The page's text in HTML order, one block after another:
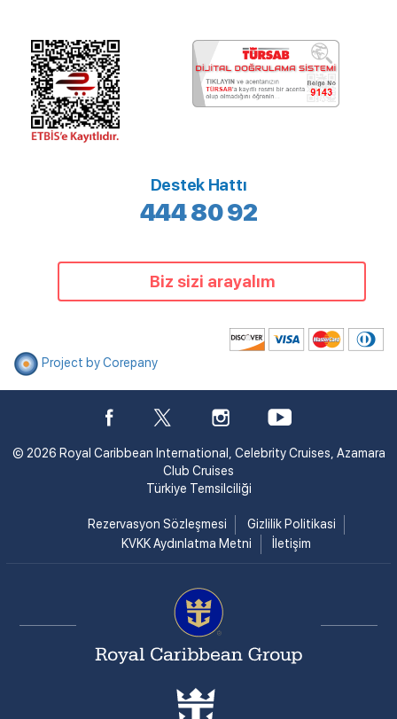
Destek Hattı
444 80 92
Biz sizi arayalım
Project by Corepany
© 2026 Royal Caribbean International, Celebrity Cruises, Azamara
Club Cruises
Türkiye Temsilciliği
Rezervasyon Sözleşmesi
Gizlilik Politikasi
KVKK Aydınlatma Metni
İletişim